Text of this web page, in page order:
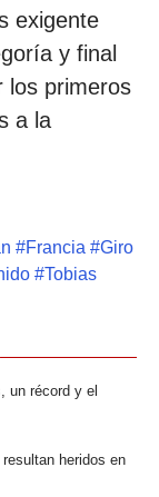
exigente
y final
los primeros
a la
#Francia #Giro
#Tobias
un récord y el
heridos en